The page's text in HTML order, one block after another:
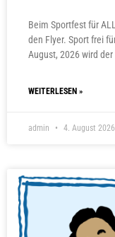
Beim Sportfest für
den Flyer. Sport frei
August, 2026 wird
WEITERLESEN »
admin 4. August 2026